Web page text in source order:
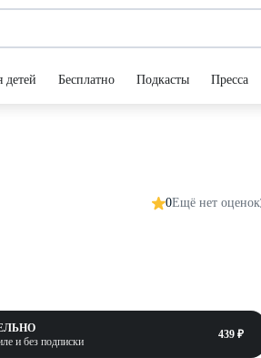
детей Бесплатно Подкасты Пресса
0Ещё нет оценок
и без подписки
439 ₽